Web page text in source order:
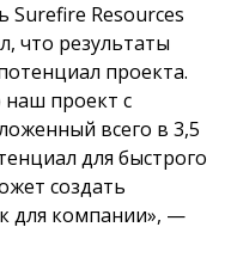
Surefire Resources
что результаты
проекта.
наш проект с
всего в 3,5
для быстрого
создать
для компании», —